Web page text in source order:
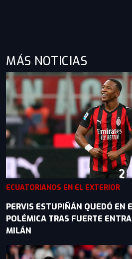
MÁS NOTICIAS
ECUATORIANOS EN EL EXTERIOR
PERVIS ESTUPIÑÁN QUEDÓ EN
POLÉMICA TRAS FUERTE
MILÁN